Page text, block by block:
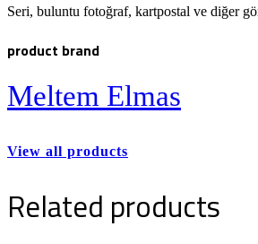
Seri, buluntu fotoğraf, kartpostal ve diğer
product brand
Meltem Elmas
View all products
Related products